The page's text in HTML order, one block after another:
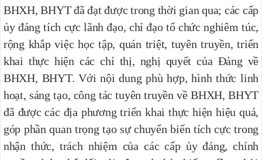
BHXH, BHYT đã đạt được trong thời gian qua; các cấp
ủy đảng tích cực lãnh đạo, chỉ đạo tổ chức nghiêm túc,
rộng khắp việc học tập, quán triệt, tuyên truyền, triển
khai thực hiện các chỉ thị, nghị quyết của Đảng về
BHXH, BHYT. Với nội dung phù hợp, hình thức linh
hoạt, sáng tạo, công tác tuyên truyền về BHXH, BHYT
đã được các địa phương triển khai thực hiện hiệu quả,
góp phần quan trọng tạo sự chuyển biến tích cực trong
nhận thức, trách nhiệm của các cấp ủy đảng, chính